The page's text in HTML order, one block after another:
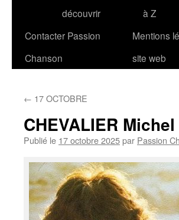
découvrir
à Z
Contacter Passion
Chanson
Mentions
site web
← 17 OCTOBRE
CHEVALIER Michel
Publié le 17 octobre 2025par Passion